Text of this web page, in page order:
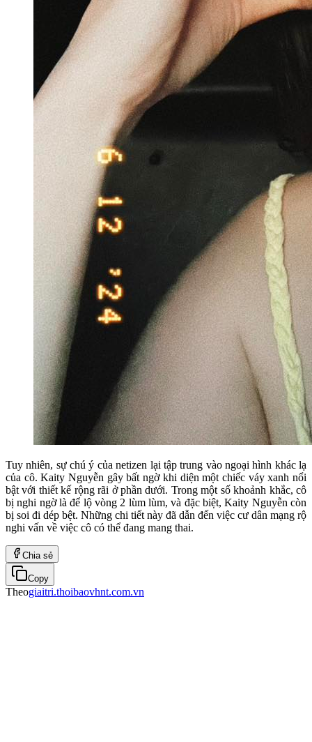
Tuy nhiên, sự chú ý của netizen lại tập trung vào ngoại hình khác lạ
của cô. Kaity Nguyễn gây bất ngờ khi diện một chiếc váy xanh nổi
bật với thiết kế rộng rãi ở phần dưới. Trong một số khoảnh khắc, cô
bị nghi ngờ là để lộ vòng 2 lùm lùm, và đặc biệt, Kaity Nguyễn còn
bị soi đi dép bệt. Những chi tiết này đã dẫn đến việc cư dân mạng rộ
nghi vấn về việc cô có thể đang mang thai.
Chia sẻ
Copy
Theogiaitri.thoibaovhnt.com.vn